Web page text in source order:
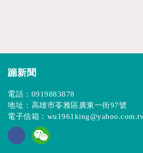
蹦新聞
電話： 0919883878
地址：高雄市苓雅區廣東一街97號
電子信箱：